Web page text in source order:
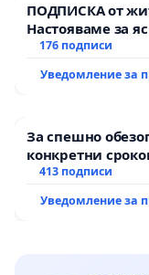
ПОДПИСКА от
Настояваме за
АД и от
176 подписи
Уведомление за
За спешно
конкретни
рехабилитация
Мирово - к.к.
413 подписи
Уведомление за